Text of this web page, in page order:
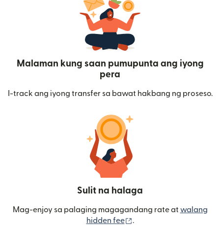
Malaman kung saan pumupunta ang iyong
pera
I-track ang iyong transfer sa bawat hakbang ng proseso.
Sulit na halaga
Mag-enjoy sa palaging magagandang rate at walang
hidden fee
.